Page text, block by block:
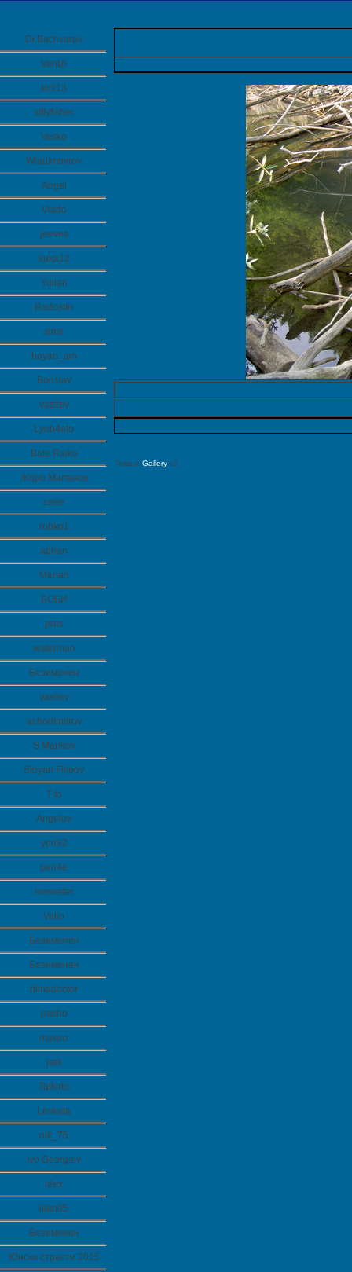
Dr.Bachvarov
Ventzi
kiril13
stflyfisher
Vesko
Wladimmirov
Angel
Vlado
jeeves
kuka12
Yulian
Radostin
sims
boyan_am
Borislav
vasilev
Lyub4eto
Bate Raiko
Жоро Миланов
cene
robko1
adrian
Marian
БОБИ
pras
waterman
Безименен
vasilev
achodimitrov
S.Mankov
Stoyan Filipov
T-to
Angelov
yori92
pen4e
ivanvater
Valio
Безименен
Безименен
dimadoctor
pacho
mawro
jark
Tatkoto
Levkata
nik_75
Ivo Georgiev
alex
ilian05
Безименен
Юнски страсти 2015
Това е Gallery v1